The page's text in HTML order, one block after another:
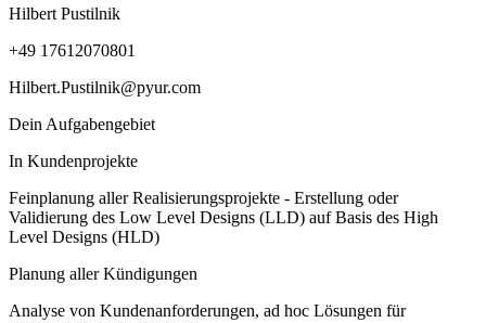
Hilbert Pustilnik
+49 17612070801
Hilbert.Pustilnik@pyur.com
Dein Aufgabengebiet
In Kundenprojekte
Feinplanung aller Realisierungsprojekte - Erstellung oder
Validierung des Low Level Designs (LLD) auf Basis des High
Level Designs (HLD)
Planung aller Kündigungen
Analyse von Kundenanforderungen, ad hoc Lösungen für